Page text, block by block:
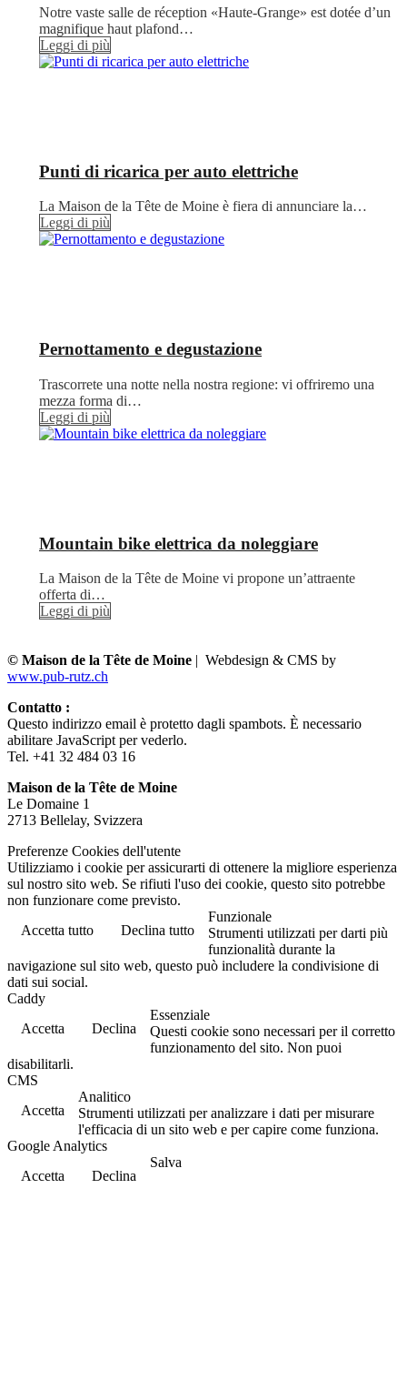
Notre vaste salle de réception «Haute-Grange» est dotée d’un
magnifique haut plafond…
Leggi di più
Punti di ricarica per auto elettriche
La Maison de la Tête de Moine è fiera di annunciare la…
Leggi di più
Pernottamento e degustazione
Trascorrete una notte nella nostra regione: vi offriremo una
mezza forma di…
Leggi di più
Mountain bike elettrica da noleggiare
La Maison de la Tête de Moine vi propone un’attraente
offerta di…
Leggi di più
© Maison de la Tête de Moine | Webdesign & CMS by
www.pub-rutz.ch
Contatto :
Questo indirizzo email è protetto dagli spambots. È necessario
abilitare JavaScript per vederlo.
Tel. +41 32 484 03 16
Maison de la Tête de Moine
Le Domaine 1
2713 Bellelay, Svizzera
Preferenze Cookies dell'utente
Utilizziamo i cookie per assicurarti di ottenere la migliore esperienza
sul nostro sito web. Se rifiuti l'uso dei cookie, questo sito potrebbe
non funzionare come previsto.
Accetta tutto
Declina tutto
Funzionale
Strumenti utilizzati per darti più
funzionalità durante la
navigazione sul sito web, questo può includere la condivisione di
dati sui social.
Caddy
Accetta
Declina
Essenziale
Questi cookie sono necessari per il corretto
funzionamento del sito. Non puoi
disabilitarli.
CMS
Accetta
Analitico
Strumenti utilizzati per analizzare i dati per misurare
l'efficacia di un sito web e per capire come funziona.
Google Analytics
Accetta
Declina
Salva